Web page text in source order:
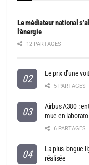
Le médiateur national
l’énergie
12 PARTAGES
Le prix d’une
5 PARTAGES
Airbus A380 :
mue en
6 PARTAGES
La plus longue
réalisée